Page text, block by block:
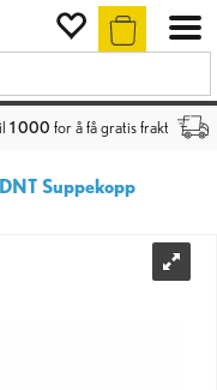
1 000 for å få gratis frakt
DNT Suppekopp